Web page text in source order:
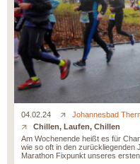
04.02.24 Johannesbad
Chillen, Laufen, Chillen
Am Wochenende heißt es für
wie so oft in den zurückliegenden
Marathon Fixpunkt unseres